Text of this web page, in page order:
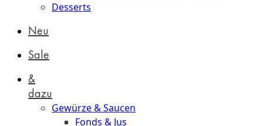
Desserts
Neu
Sale
&
dazu
Gewürze & Saucen
Fonds & Jus